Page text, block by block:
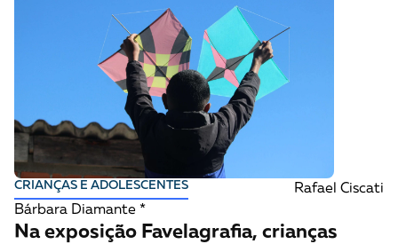
CRIANÇAS E ADOLESCENTES
Rafael Ciscati
Bárbara Diamante *
Na exposição Favelagrafia, crianças